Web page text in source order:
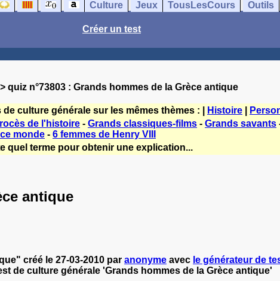
Culture Jeux TousLesCours Outils
Créer un test
> quiz n°73803 : Grands hommes de la Grèce antique
culture générale sur les mêmes thèmes : | Histoire
de l'histoire - Grands classiques-films - Grands savants
monde - 6 femmes de Henry VIII
quel terme pour obtenir une explication...
antique
créé le 27-03-2010 par anonyme avec le générateur de
de culture générale 'Grands hommes de la Grèce antique'